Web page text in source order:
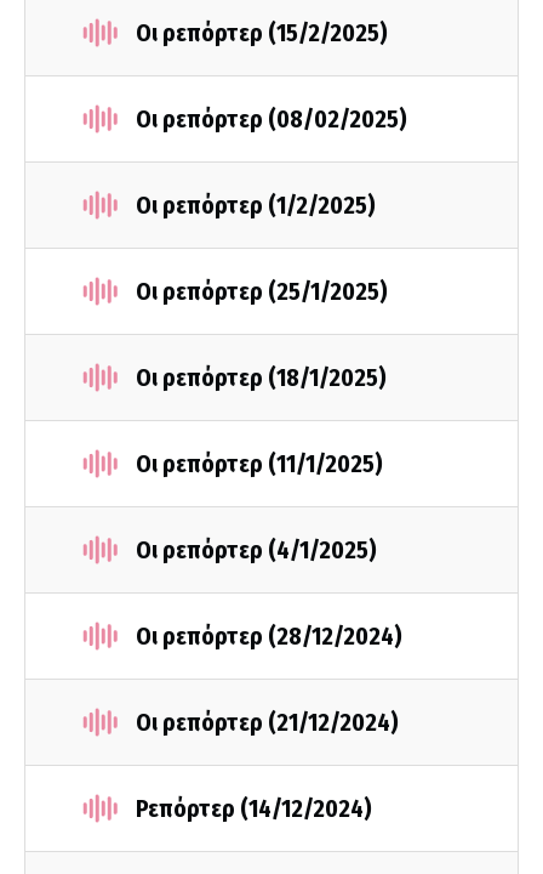
Οι ρεπόρτερ (15/2/2025)
Οι ρεπόρτερ (08/02/2025)
Οι ρεπόρτερ (1/2/2025)
Οι ρεπόρτερ (25/1/2025)
Οι ρεπόρτερ (18/1/2025)
Οι ρεπόρτερ (11/1/2025)
Οι ρεπόρτερ (4/1/2025)
Οι ρεπόρτερ (28/12/2024)
Οι ρεπόρτερ (21/12/2024)
Ρεπόρτερ (14/12/2024)